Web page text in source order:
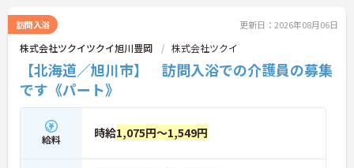
訪問入浴 更新日：2026年08月06日
株式会社ツクイツクイ旭川豊岡 株式会社ツクイ
【北海道／旭川市】 訪問入浴での介護員の募集
です《パート》
給料 時給1,075円～1,549円